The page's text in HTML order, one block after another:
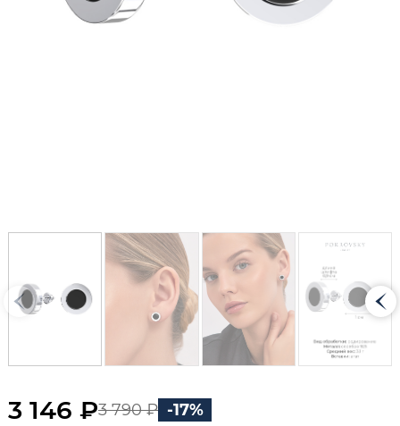
3 146 ₽3 790 ₽ -17%